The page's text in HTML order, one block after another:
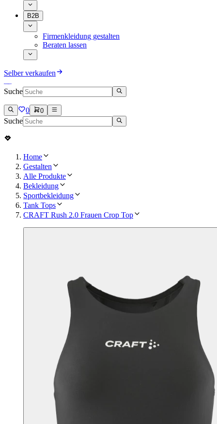
B2B
Firmenkleidung gestalten
Beraten lassen
Selber verkaufen
Suche
0 0
Suche
Home
Gestalten
Alle Produkte
Bekleidung
Sportbekleidung
Tank Tops
CRAFT Rush 2.0 Frauen Crop Top